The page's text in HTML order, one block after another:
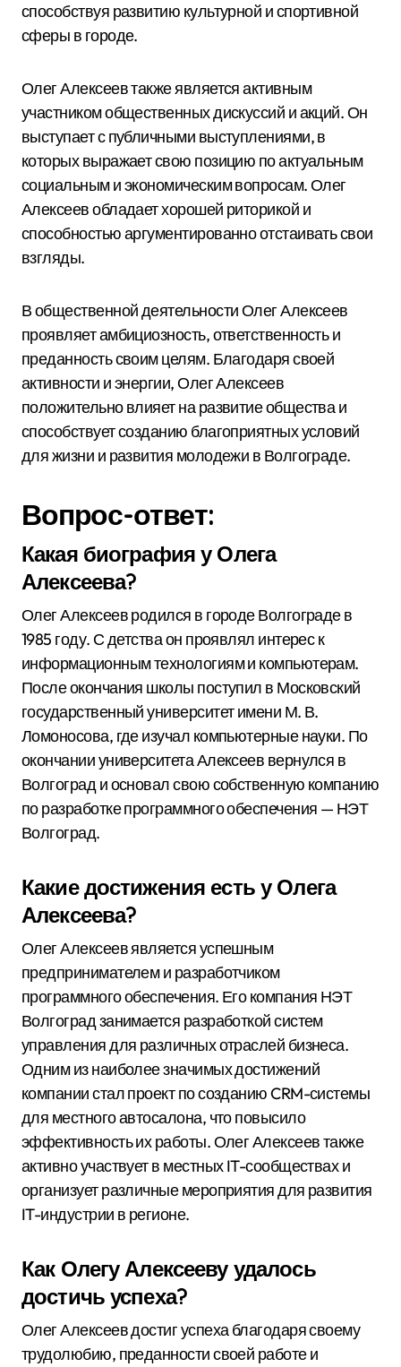
способствуя развитию культурной и спортивной
сферы в городе.
Олег Алексеев также является активным
участником общественных дискуссий и акций. Он
выступает с публичными выступлениями, в
которых выражает свою позицию по актуальным
социальным и экономическим вопросам. Олег
Алексеев обладает хорошей риторикой и
способностью аргументированно отстаивать свои
взгляды.
В общественной деятельности Олег Алексеев
проявляет амбициозность, ответственность и
преданность своим целям. Благодаря своей
активности и энергии, Олег Алексеев
положительно влияет на развитие общества и
способствует созданию благоприятных условий
для жизни и развития молодежи в Волгограде.
Вопрос-ответ:
Какая биография у Олега
Алексеева?
Олег Алексеев родился в городе Волгограде в
1985 году. С детства он проявлял интерес к
информационным технологиям и компьютерам.
После окончания школы поступил в Московский
государственный университет имени М. В.
Ломоносова, где изучал компьютерные науки. По
окончании университета Алексеев вернулся в
Волгоград и основал свою собственную компанию
по разработке программного обеспечения — НЭТ
Волгоград.
Какие достижения есть у Олега
Алексеева?
Олег Алексеев является успешным
предпринимателем и разработчиком
программного обеспечения. Его компания НЭТ
Волгоград занимается разработкой систем
управления для различных отраслей бизнеса.
Одним из наиболее значимых достижений
компании стал проект по созданию CRM-системы
для местного автосалона, что повысило
эффективность их работы. Олег Алексеев также
активно участвует в местных IT-сообществах и
организует различные мероприятия для развития
IT-индустрии в регионе.
Как Олегу Алексееву удалось
достичь успеха?
Олег Алексеев достиг успеха благодаря своему
трудолюбию, преданности своей работе и